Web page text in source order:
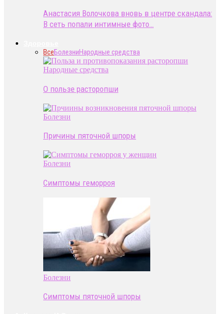
Анастасия Волочкова вновь в центре скандала:
В сеть попали интимные фото…
ВсеБолезниНародные средства
Народные средства
О пользе расторопши
Болезни
Причины пяточной шпоры
Болезни
Симптомы геморроя
Болезни
Симптомы пяточной шпоры